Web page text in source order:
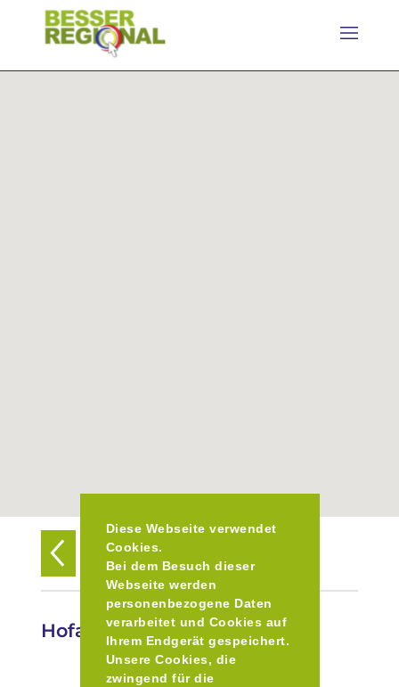
Diese Webseite verwendet
Cookies.
Bei dem Besuch dieser
Webseite werden
personenbezogene Daten
verarbeitet und Cookies auf
Ihrem Endgerät gespeichert.
Unsere Cookies, die
zwingend für die
Zurück zur Übersicht
Hofautomat Föching